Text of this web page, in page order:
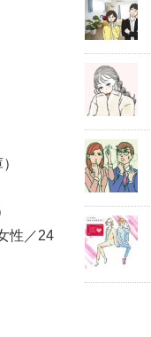
性／24